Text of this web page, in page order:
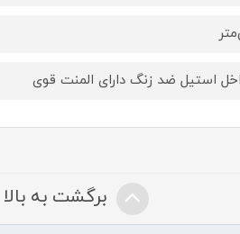
استیل ضد زنگ دارای المنت قوی
برگشت به بالا